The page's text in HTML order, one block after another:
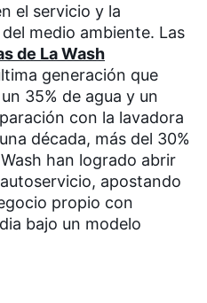
el servicio y la
medio ambiente. Las
de La Wash
generación que
35% de agua y un
con la lavadora
década, más del 30%
han logrado abrir
apostando
propio con
bajo un modelo